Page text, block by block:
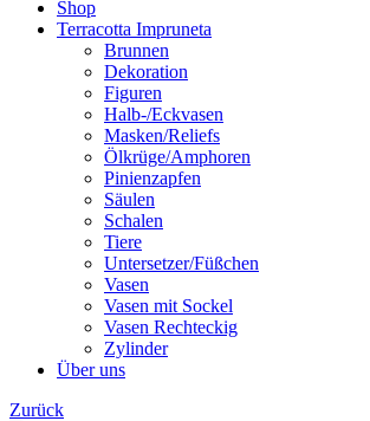
Shop
Terracotta Impruneta
Brunnen
Dekoration
Figuren
Halb-/Eckvasen
Masken/Reliefs
Ölkrüge/Amphoren
Pinienzapfen
Säulen
Schalen
Tiere
Untersetzer/Füßchen
Vasen
Vasen mit Sockel
Vasen Rechteckig
Zylinder
Über uns
Zurück